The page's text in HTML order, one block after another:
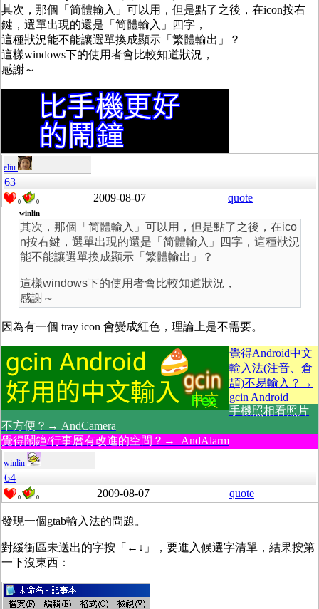
其次，那個「简體輸入」可以用，但是點了之後，在icon按右
鍵，選單出現的還是「简體輸入」四字，
這種狀況能不能讓選單換成顯示「繁體輸出」？
這樣windows下的使用者會比較知道狀況，
感謝～
eliu
63
0 0 2009-08-07 quote
winlin
其次，那個「简體輸入」可以用，但是點了之後，在ico
n按右鍵，選單出現的還是「简體輸入」四字，這種狀況
能不能讓選單換成顯示「繁體輸出」？
這樣windows下的使用者會比較知道狀況，
感謝～
因為有一個 tray icon 會變成紅色，理論上是不需要。
覺得Android中文
輸入法(注音、倉
頡)不易輸入？→
gcin Android
手機照相看照片
不方便？→ AndCamera
覺得鬧鐘/行事曆有改進的空間？→ AndAlarm
winlin
64
0 0 2009-08-07 quote
發現一個gtab輸入法的問題。
對緩衝區未送出的字按「←↓」，要進入候選字清單，結果按第
一下沒東西：